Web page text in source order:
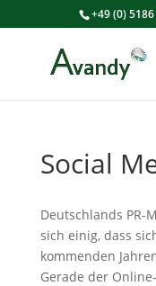
+49 (0)
Social
Deutschlands
sich einig, dass
kommenden
Gerade der